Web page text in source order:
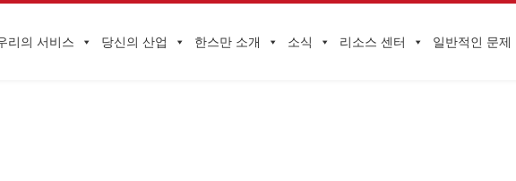
리의 서비스 당신의 산업 한스만 소개 소식 리소스 센터 일반적인 문제